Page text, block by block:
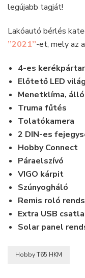
legújabb tagját!
Lakóautó bérlés
’’2021’’-et, mely az
4-es
Előtető LED
Menetklíma,
Truma fűtés
Tolatókamera
2 DIN-es
Hobby Connect
Páraelszívó
VIGO kárpit
Szúnyogháló
Remis roló
Extra USB
Solar panel
Hobby T65 HKM